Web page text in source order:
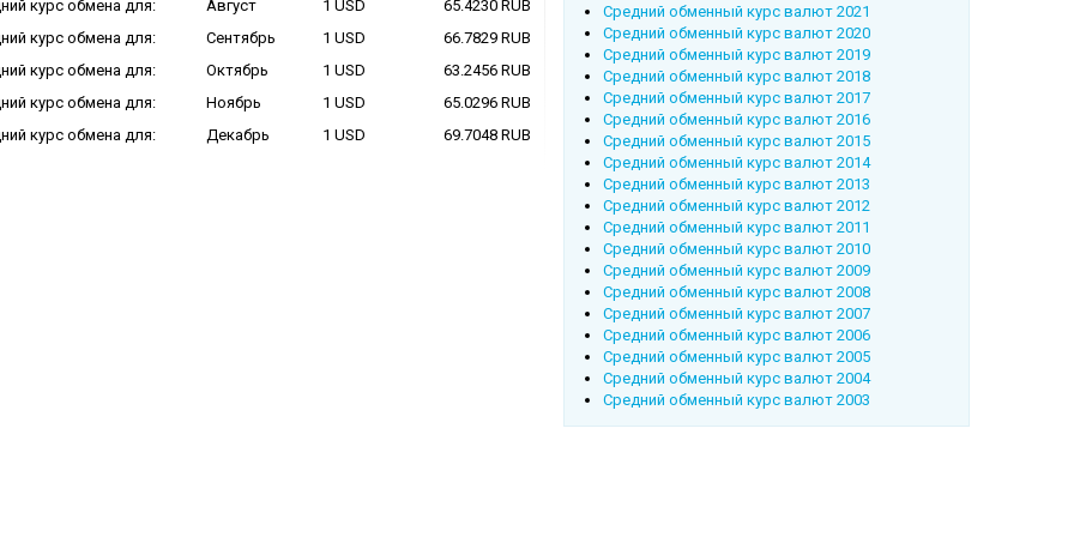
курс обмена для:
Август 1 USD
65.4230 RUB
курс обмена для:
Сентябрь 1 USD
66.7829 RUB
курс обмена для:
Октябрь 1 USD
63.2456 RUB
курс обмена для:
Ноябрь 1 USD
65.0296 RUB
курс обмена для:
Декабрь 1 USD 69.7048 RUB
Cредний обменный курс валют 2021
Cредний обменный курс валют 2020
Cредний обменный курс валют 2019
Cредний обменный курс валют 2018
Cредний обменный курс валют 2017
Cредний обменный курс валют 2016
Cредний обменный курс валют 2015
Cредний обменный курс валют 2014
Cредний обменный курс валют 2013
Cредний обменный курс валют 2012
Cредний обменный курс валют 2011
Cредний обменный курс валют 2010
Cредний обменный курс валют 2009
Cредний обменный курс валют 2008
Cредний обменный курс валют 2007
Cредний обменный курс валют 2006
Cредний обменный курс валют 2005
Cредний обменный курс валют 2004
Cредний обменный курс валют 2003